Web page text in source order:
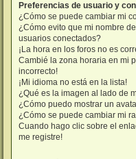
Preferencias de usuario y
¿Cómo se puede cambiar mi
¿Cómo evito que mi nombre
usuarios conectados?
¡La hora en los foros no es
Cambié la zona horaria en mi
incorrecto!
¡Mi idioma no está en la lista!
¿Qué es la imagen al lado de
¿Cómo puedo mostrar un
¿Cómo se puede cambiar mi
Cuando hago clic sobre el
me registre!